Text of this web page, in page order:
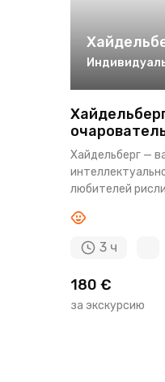
Хайдельберг —
любителей
3 ч
180 €
за экскурсию